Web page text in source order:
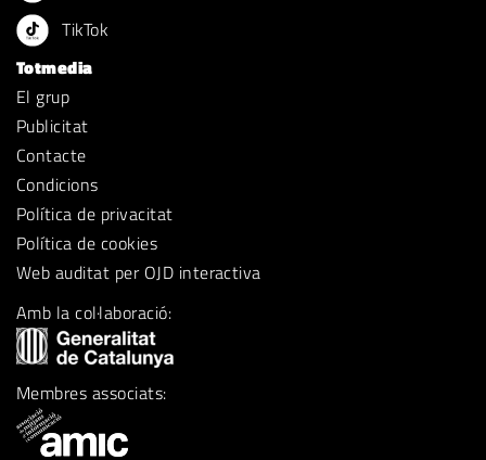
TikTok
Totmedia
El grup
Publicitat
Contacte
Condicions
Política de privacitat
Política de cookies
Web auditat per OJD interactiva
Amb la col·laboració:
Membres associats: